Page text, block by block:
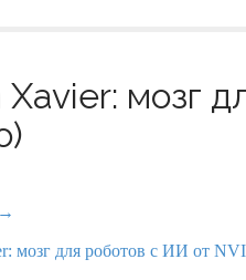
Xavier: мозг